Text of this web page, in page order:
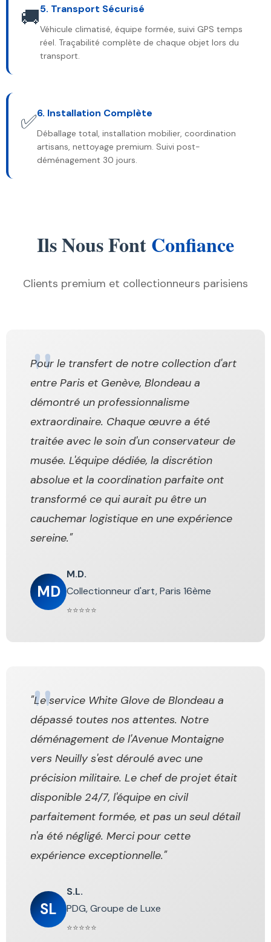
🚚5. Transport Sécurisé
Véhicule climatisé, équipe formée, suivi GPS temps
réel. Traçabilité complète de chaque objet lors du
transport.
✅6. Installation Complète
Déballage total, installation mobilier, coordination
artisans, nettoyage premium. Suivi post-
déménagement 30 jours.
Ils Nous FontConfiance
Clients premium et collectionneurs parisiens
Pour le transfert de notre collection d'art
entre Paris et Genève, Blondeau a
démontré un professionnalisme
extraordinaire. Chaque œuvre a été
traitée avec le soin d'un conservateur de
musée. L'équipe dédiée, la discrétion
absolue et la coordination parfaite ont
transformé ce qui aurait pu être un
cauchemar logistique en une expérience
sereine."
MD
M.D.
Collectionneur d'art, Paris 16ème
⭐⭐⭐⭐⭐
"Le service White Glove de Blondeau a
dépassé toutes nos attentes. Notre
déménagement de l'Avenue Montaigne
vers Neuilly s'est déroulé avec une
précision militaire. Le chef de projet était
disponible 24/7, l'équipe en civil
parfaitement formée, et pas un seul détail
n'a été négligé. Merci pour cette
expérience exceptionnelle."
SL
S.L.
PDG, Groupe de Luxe
⭐⭐⭐⭐⭐